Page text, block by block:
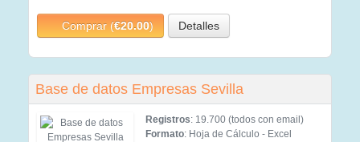
Comprar (€20.00) Detalles
Base de datos Empresas Sevilla
Registros: 19.700 (todos con email)
Formato: Hoja de Cálculo - Excel